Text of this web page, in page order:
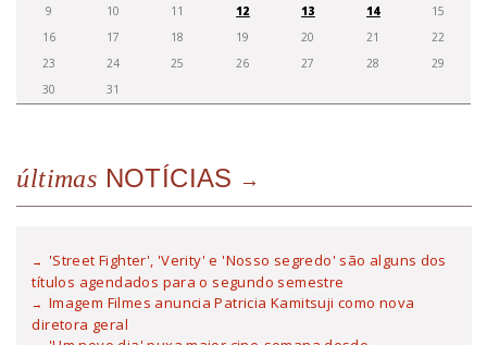
9
10 11 12 13 14
15
16
17 18 19 20 21
22
23
24 25 26 27 28
29
30
31
últimas NOTÍCIAS
'Street Fighter', 'Verity' e 'Nosso segredo' são alguns dos
títulos agendados para o segundo semestre
Imagem Filmes anuncia Patricia Kamitsuji como nova
diretora geral